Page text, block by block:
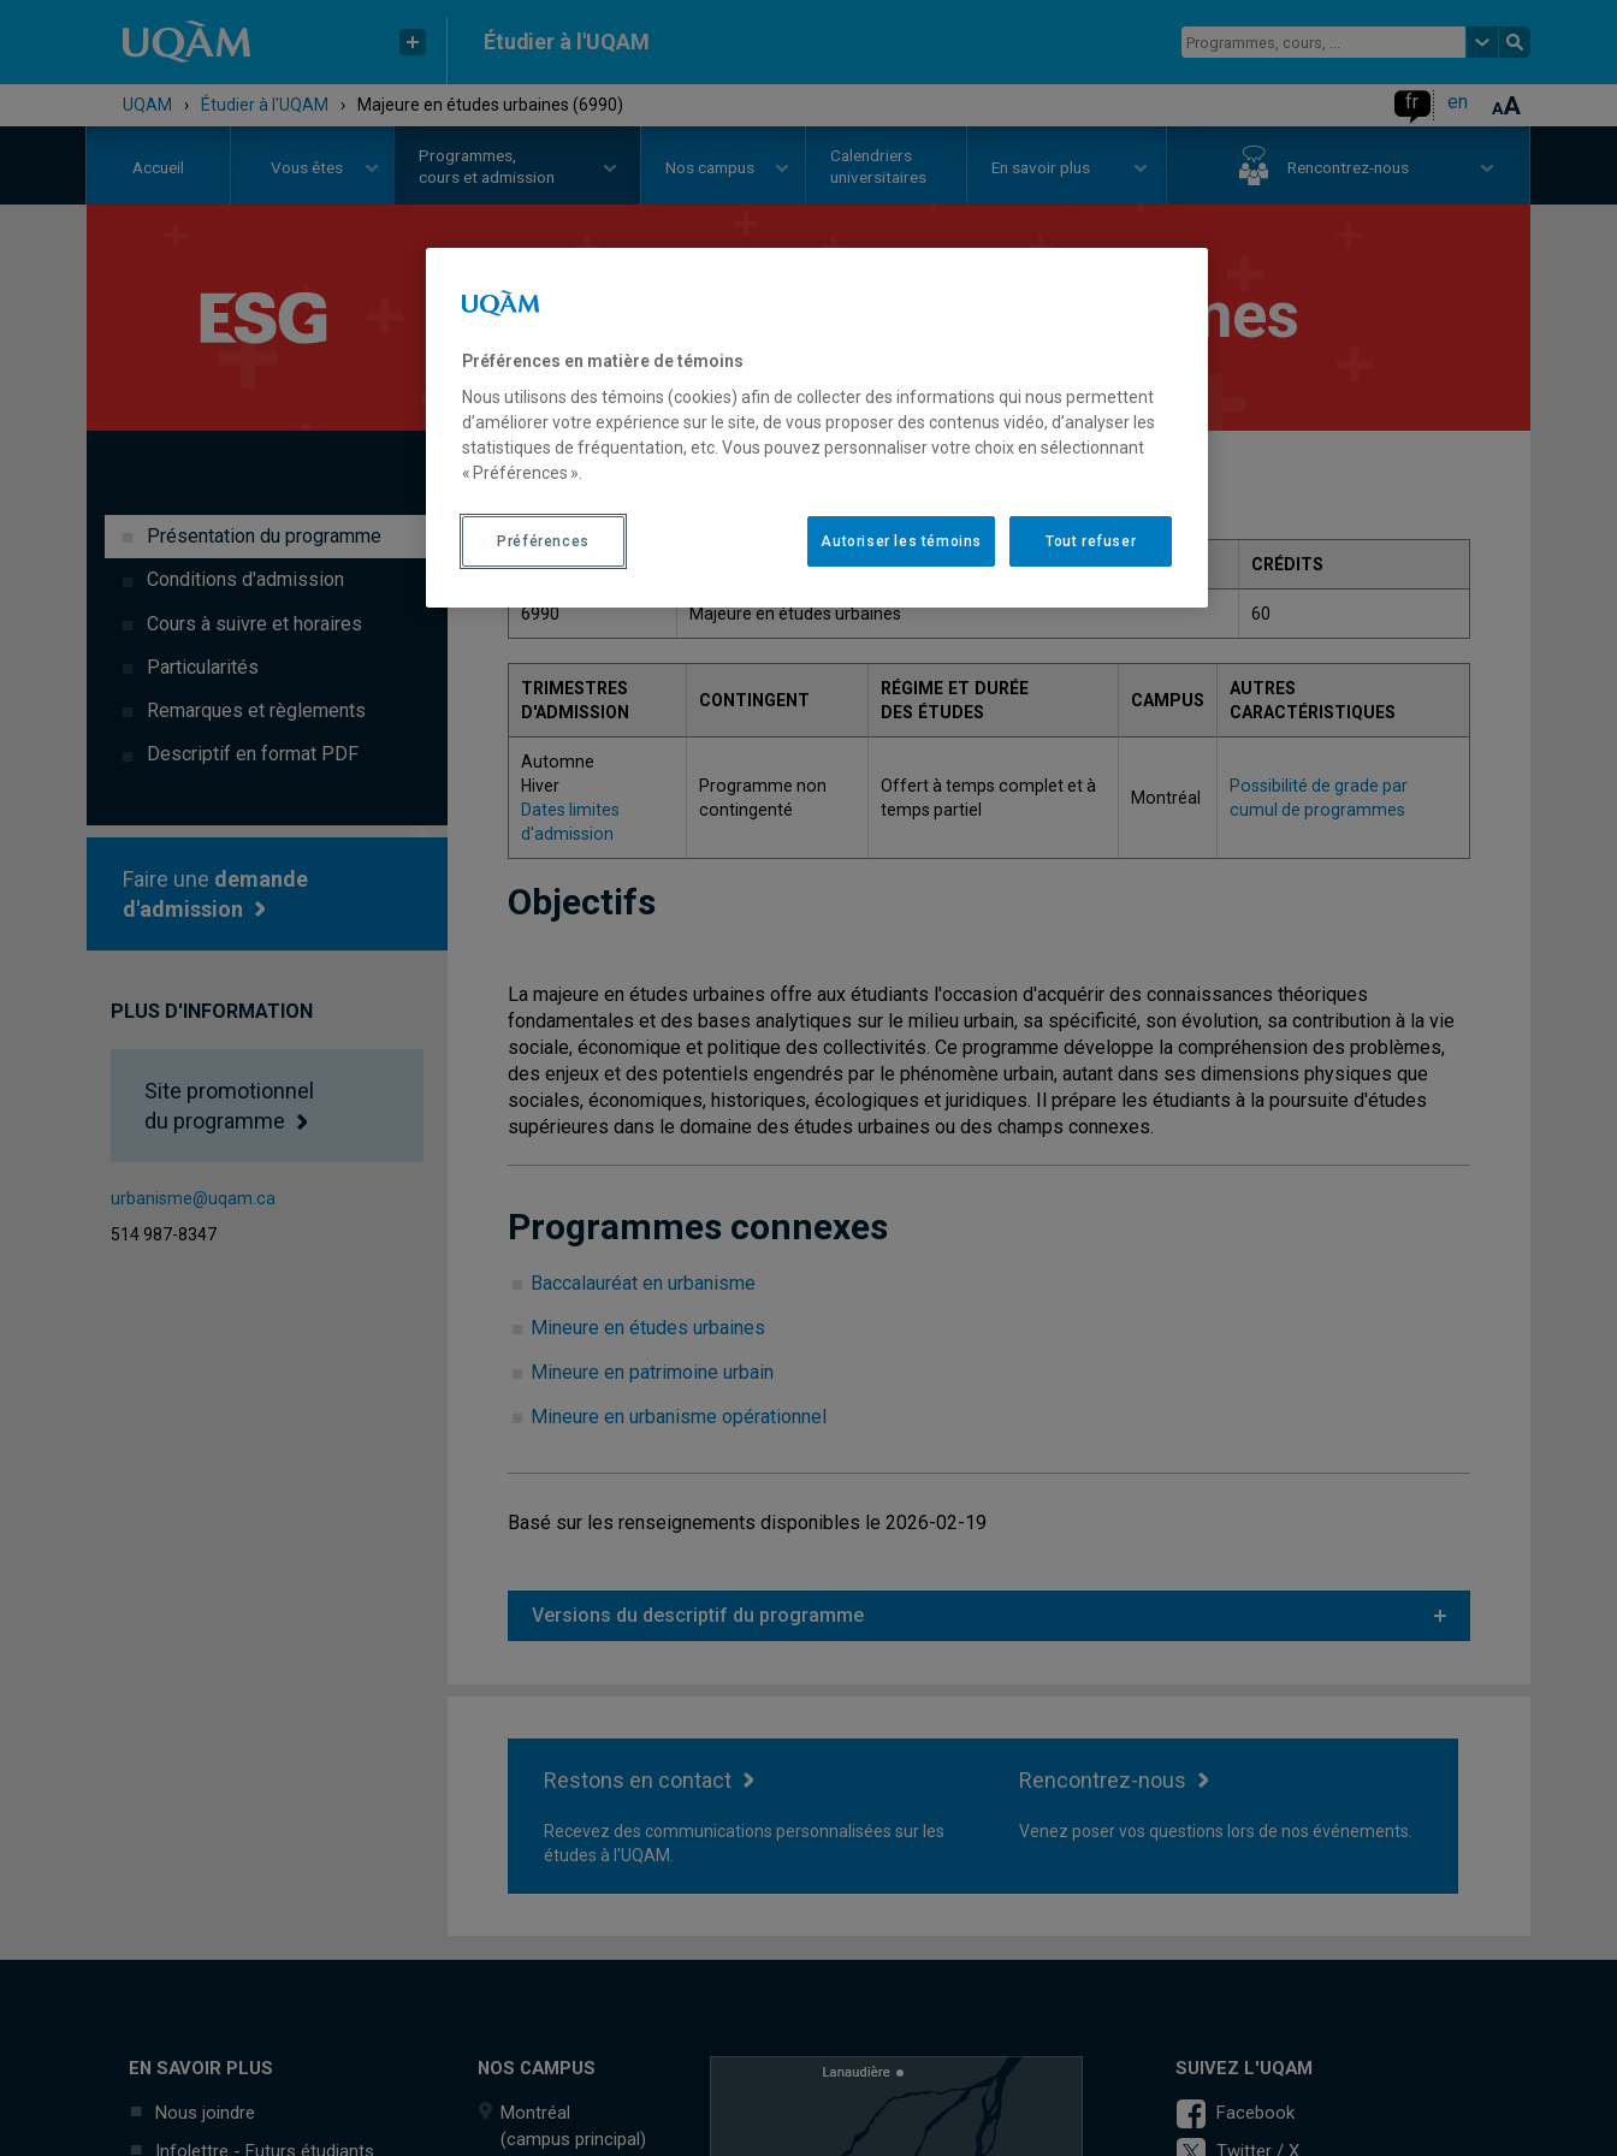
Étudier à l'UQAM
UQAM › Étudier à l'UQAM › Majeure en études urbaines (6990) fr en
Accueil Vous êtes
Programmes,
cours et admission
Nos campus
Calendriers
universitaires
En savoir plus Rencontrez-nous
Majeure en études urbaines
Présentation du programme
Conditions d'admission
Cours à suivre et horaires
Particularités
Remarques et règlements
Descriptif en format PDF
Faire une demande
d'admission
PLUS D'INFORMATION
Site promotionnel
du programme
urbanisme@uqam.ca
514 987-8347
CODE CRÉDITS
6990 Majeure en études urbaines 60
TRIMESTRES
D'ADMISSION
CONTINGENT
RÉGIME ET DURÉE
DES ÉTUDES
CAMPUS
AUTRES
CARACTÉRISTIQUES
Automne
Hiver
Dates limites
d'admission
Programme non
contingenté
Offert à temps complet et à
temps partiel
Montréal
Possibilité de grade par
cumul de programmes
Objectifs
La majeure en études urbaines offre aux étudiants l'occasion d'acquérir des connaissances théoriques
fondamentales et des bases analytiques sur le milieu urbain, sa spécificité, son évolution, sa contribution à la vie
sociale, économique et politique des collectivités. Ce programme développe la compréhension des problèmes,
des enjeux et des potentiels engendrés par le phénomène urbain, autant dans ses dimensions physiques que
sociales, économiques, historiques, écologiques et juridiques. Il prépare les étudiants à la poursuite d'études
supérieures dans le domaine des études urbaines ou des champs connexes.
Programmes connexes
Baccalauréat en urbanisme
Mineure en études urbaines
Mineure en patrimoine urbain
Mineure en urbanisme opérationnel
Basé sur les renseignements disponibles le 2026-02-19
Versions du descriptif du programme
Restons en contact
Recevez des communications personnalisées sur les
études à l'UQAM.
Rencontrez-nous
Venez poser vos questions lors de nos événements.
EN SAVOIR PLUS
Nous joindre
Infolettre - Futurs étudiants
NOS CAMPUS
Montréal
(campus principal)
SUIVEZ L'UQAM
Facebook
Twitter / X
Préférences en matière de témoins
Nous utilisons des témoins (cookies) afin de collecter des informations qui nous permettent
d’améliorer votre expérience sur le site, de vous proposer des contenus vidéo, d’analyser les
statistiques de fréquentation, etc. Vous pouvez personnaliser votre choix en sélectionnant
« Préférences ».
Tout refuser
Autoriser les témoins
Préférences